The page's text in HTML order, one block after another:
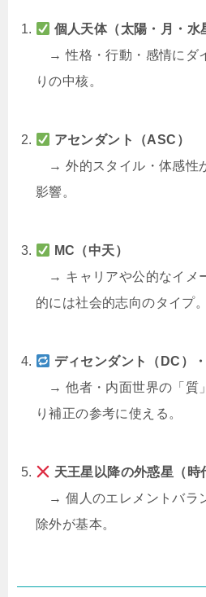
個人天体（太陽・月・水
→ 性格・行動・感情にダ
りの中核。
アセンダント（ASC）
→ 外的スタイル・体感性
影響。
MC（中天）
→ キャリアや公的なイメ
的には社会的志向のタイプ。
ディセンダント（DC）
→ 他者・内面世界の「質
り補正の参考に使える。
天王星以降の外惑星（時
→ 個人のエレメントバラ
除外が基本。